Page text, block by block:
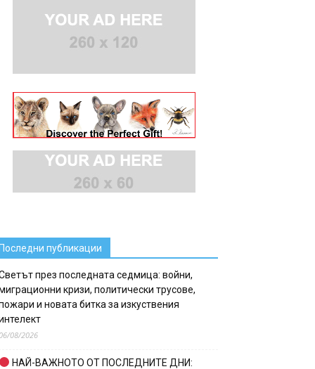
публикации
през последната седмица: войни,
кризи, политически трусове,
и новата битка за изкуствения
08/2026
НАЙ-ВАЖНОТО ОТ ПОСЛЕДНИТЕ ДНИ: